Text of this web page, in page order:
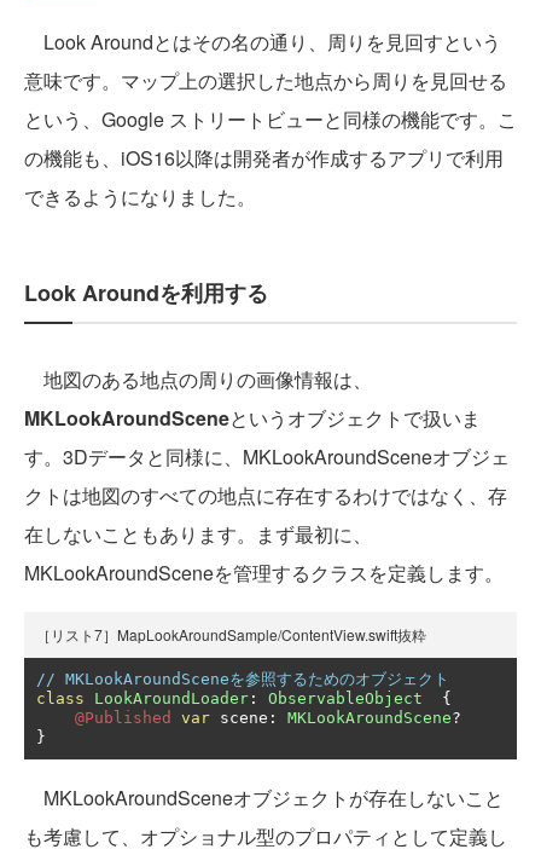
Look Aroundとはその名の通り、周りを見回すという
意味です。マップ上の選択した地点から周りを見回せる
という、Google ストリートビューと同様の機能です。こ
の機能も、iOS16以降は開発者が作成するアプリで利用
できるようになりました。
Look Aroundを利用する
地図のある地点の周りの画像情報は、
MKLookAroundSceneというオブジェクトで扱いま
す。3Dデータと同様に、MKLookAroundSceneオブジェ
クトは地図のすべての地点に存在するわけではなく、存
在しないこともあります。まず最初に、
MKLookAroundSceneを管理するクラスを定義します。
［リスト7］MapLookAroundSample/ContentView.swift抜粋
// MKLookAroundSceneを参照するためのオブジェクト
class
LookAroundLoader : ObservableObject
{
@Published
var scene : MKLookAroundScene?
}
MKLookAroundSceneオブジェクトが存在しないこと
も考慮して、オプショナル型のプロパティとして定義し